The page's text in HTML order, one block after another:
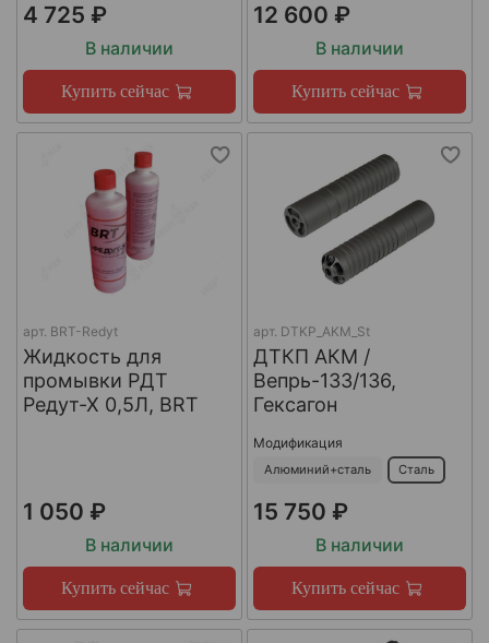
4 725 ₽
В наличии
Купить сейчас
12 600 ₽
В наличии
Купить сейчас
арт. BRT-Redyt
Жидкость для
промывки РДТ
Редут-Х 0,5Л, BRT
1 050 ₽
В наличии
Купить сейчас
арт. DTKP_AKM_St
ДТКП АКМ /
Вепрь-133/136,
Гексагон
Модификация
Алюминий+сталь Сталь
15 750 ₽
В наличии
Купить сейчас